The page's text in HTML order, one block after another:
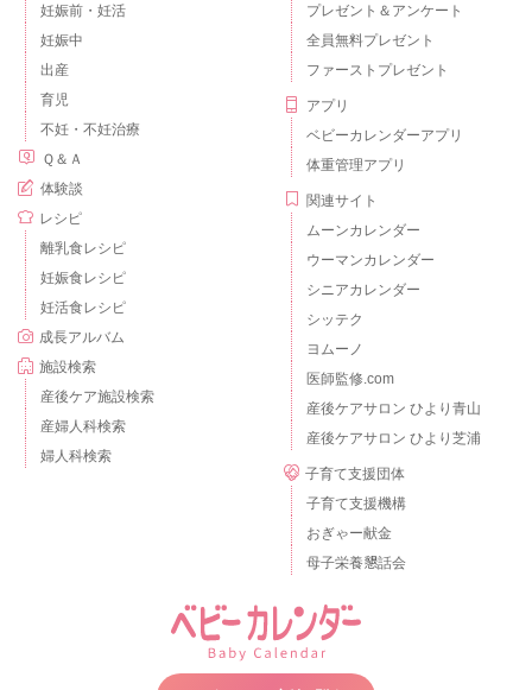
妊娠前・妊活
妊娠中
出産
育児
不妊・不妊治療
Ｑ＆Ａ
体験談
レシピ
離乳食レシピ
妊娠食レシピ
妊活食レシピ
成長アルバム
施設検索
産後ケア施設検索
産婦人科検索
婦人科検索
プレゼント＆アンケート
全員無料プレゼント
ファーストプレゼント
アプリ
ベビーカレンダーアプリ
体重管理アプリ
関連サイト
ムーンカレンダー
ウーマンカレンダー
シニアカレンダー
シッテク
ヨムーノ
医師監修.com
産後ケアサロン ひより青山
産後ケアサロン ひより芝浦
子育て支援団体
子育て支援機構
おぎゃー献金
母子栄養懇話会